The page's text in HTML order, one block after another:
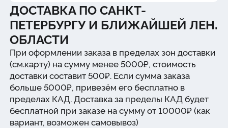
ДОСТАВКА ПО САНКТ-
ПЕТЕРБУРГУ И БЛИЖАЙШЕЙ ЛЕН.
ОБЛАСТИ
При оформлении заказа в пределах зон доставки
(см.карту) на сумму менее 5000₽, стоимость
доставки составит 500₽. Если сумма заказа
больше 5000₽, привезём его бесплатно в
пределах КАД. Доставка за пределы КАД будет
бесплатной при заказе на сумму от 10000₽ (как
вариант, возможен самовывоз)